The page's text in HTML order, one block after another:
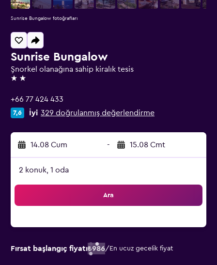
Sunrise Bungalow
Şnorkel olanağına sahip kiralık tesis
2 yıldız
+66 77 424 433
7,6 İyi 329 doğrulanmış değerlendirme
14.08 Cum - 15.08 Cmt
2 konuk, 1 oda
Ara
Fırsat başlangıç fiyatı₺986/ En ucuz gecelik fiyat
Sunrise Bungalow fotoğrafları